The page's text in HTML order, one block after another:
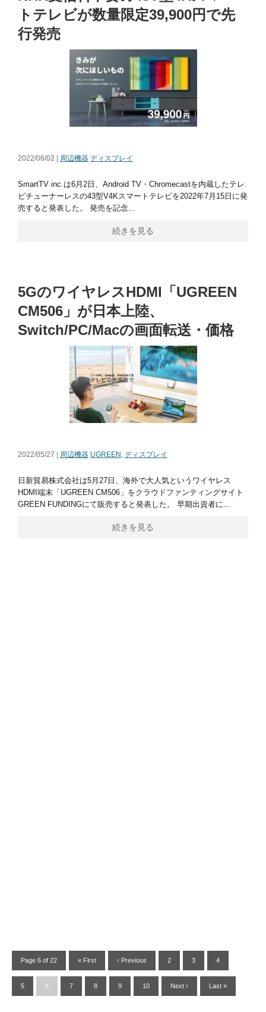
トテレビが数量限定39,900円で先
行発売
2022/06/02 | 周辺機器 ディスプレイ
SmartTV inc.は6月2日、Android TV・Chromecastを内蔵したテレ
ビチューナーレスの43型V4Kスマートテレビを2022年7月15日に発
売すると発表した。 発売を記念...
続きを見る
5GのワイヤレスHDMI「UGREEN
CM506」が日本上陸、
Switch/PC/Macの画面転送・価格
2022/05/27 | 周辺機器 UGREEN , ディスプレイ
日新貿易株式会社は5月27日、海外で大人気というワイヤレス
HDMI端末「UGREEN CM506」をクラウドファンティングサイト
GREEN FUNDINGにて販売すると発表した。 早期出資者に...
続きを見る
Page 6 of 22 « First ‹ Previous 2 3 4
5 6 7 8 9 10 Next › Last »